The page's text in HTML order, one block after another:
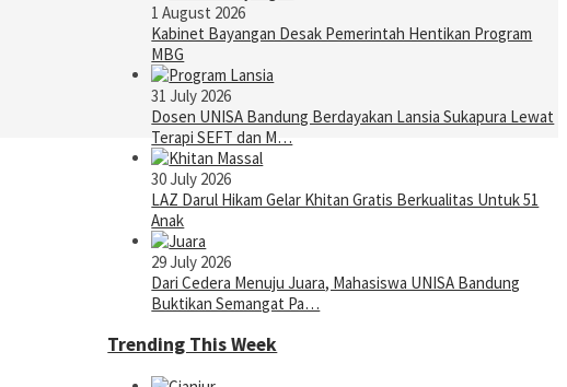
1 August 2026
Kabinet Bayangan Desak Pemerintah Hentikan Program
MBG
31 July 2026
Dosen UNISA Bandung Berdayakan Lansia Sukapura Lewat
Terapi SEFT dan M…
30 July 2026
LAZ Darul Hikam Gelar Khitan Gratis Berkualitas Untuk 51
Anak
29 July 2026
Dari Cedera Menuju Juara, Mahasiswa UNISA Bandung
Buktikan Semangat Pa…
Trending This Week